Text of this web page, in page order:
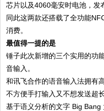
芯片以及4060毫安时电池，发
同此这两款还搭载了全功能
消费。
最值得一提的是
锤子此次新增的三个实用的功
音输入。
和讯飞合作的语音输入法拥有
不方便手打输入又不想发送超
基于语义分析的文字 Big